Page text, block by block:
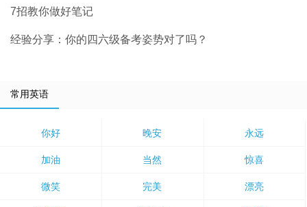
7招教你做好笔记
经验分享：你的四六级备考姿势对了吗？
常用英语
你好 晚安 永远
加油 当然 惊喜
微笑 完美 漂亮